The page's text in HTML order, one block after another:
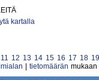
kartalla
11 12 13 14 15 16 17 18 19
tietomäärän mukaan